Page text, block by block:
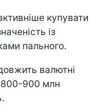
купувати
із
пального.
валютні
800-900 млн